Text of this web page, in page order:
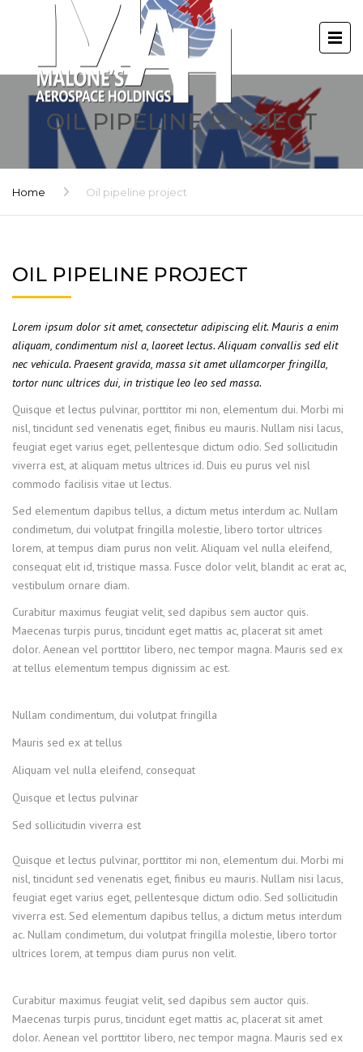
OIL PIPELINE PROJECT
Home Oil pipeline project
OIL PIPELINE PROJECT
Lorem ipsum dolor sit amet, consectetur adipiscing elit. Mauris a enim
aliquam, condimentum nisl a, laoreet lectus. Aliquam convallis sed elit
nec vehicula. Praesent gravida, massa sit amet ullamcorper fringilla,
tortor nunc ultrices dui, in tristique leo leo sed massa.
Quisque et lectus pulvinar, porttitor mi non, elementum dui. Morbi mi
nisl, tincidunt sed venenatis eget, finibus eu mauris. Nullam nisi lacus,
feugiat eget varius eget, pellentesque dictum odio. Sed sollicitudin
viverra est, at aliquam metus ultrices id. Duis eu purus vel nisl
commodo facilisis vitae ut lectus.
Sed elementum dapibus tellus, a dictum metus interdum ac. Nullam
condimetum, dui volutpat fringilla molestie, libero tortor ultrices
lorem, at tempus diam purus non velit. Aliquam vel nulla eleifend,
consequat elit id, tristique massa. Fusce dolor velit, blandit ac erat ac,
vestibulum ornare diam.
Curabitur maximus feugiat velit, sed dapibus sem auctor quis.
Maecenas turpis purus, tincidunt eget mattis ac, placerat sit amet
dolor. Aenean vel porttitor libero, nec tempor magna. Mauris sed ex
at tellus elementum tempus dignissim ac est.
Nullam condimentum, dui volutpat fringilla
Mauris sed ex at tellus
Aliquam vel nulla eleifend, consequat
Quisque et lectus pulvinar
Sed sollicitudin viverra est
Quisque et lectus pulvinar, porttitor mi non, elementum dui. Morbi mi
nisl, tincidunt sed venenatis eget, finibus eu mauris. Nullam nisi lacus,
feugiat eget varius eget, pellentesque dictum odio. Sed sollicitudin
viverra est. Sed elementum dapibus tellus, a dictum metus interdum
ac. Nullam condimetum, dui volutpat fringilla molestie, libero tortor
ultrices lorem, at tempus diam purus non velit.
Curabitur maximus feugiat velit, sed dapibus sem auctor quis.
Maecenas turpis purus, tincidunt eget mattis ac, placerat sit amet
dolor. Aenean vel porttitor libero, nec tempor magna. Mauris sed ex